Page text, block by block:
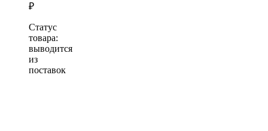
₽
Статус
товара:
выводится
из
поставок